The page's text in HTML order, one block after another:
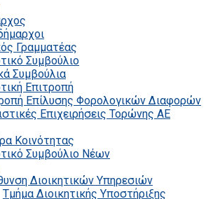
Γραμματέας
Συμβούλιο
Συμβούλια
Επιτροπή
Επίλυσης Φορολογικών Διαφορών
Επιχειρήσεις Τορώνης ΑΕ
Κοινότητας
Συμβούλιο Νέων
Διοικητικών Υπηρεσιών
Τμήμα Διοικητικής Υποστήριξης